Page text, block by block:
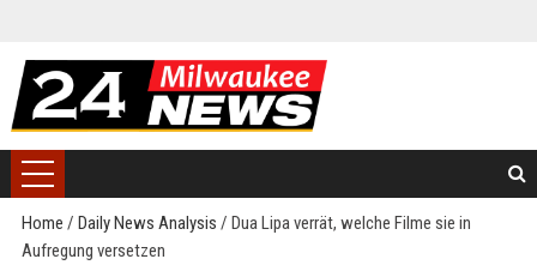
Home / Daily News Analysis / Dua Lipa verrät, welche Filme sie in
Aufregung versetzen